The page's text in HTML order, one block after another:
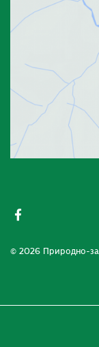
© 2026 Природно-